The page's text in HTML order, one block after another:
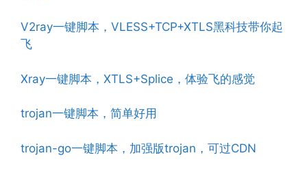
V2ray一键脚本，VLESS+TCP+XTLS黑科技带你起
飞
Xray一键脚本，XTLS+Splice，体验飞的感觉
trojan一键脚本，简单好用
trojan-go一键脚本，加强版trojan，可过CDN